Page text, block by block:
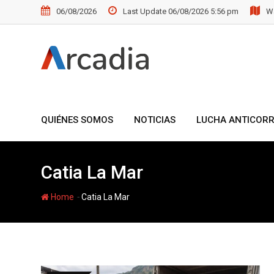
to
06/08/2026 Last Update 06/08/2026 5:56 pm
QUIÉNES SOMOS NOTICIAS LUCHA
Catia La Mar
Home -Catia La Mar